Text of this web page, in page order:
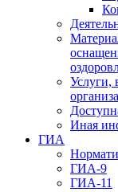
Услуги,
Иная
ГИА
ГИА-9
ГИА-11